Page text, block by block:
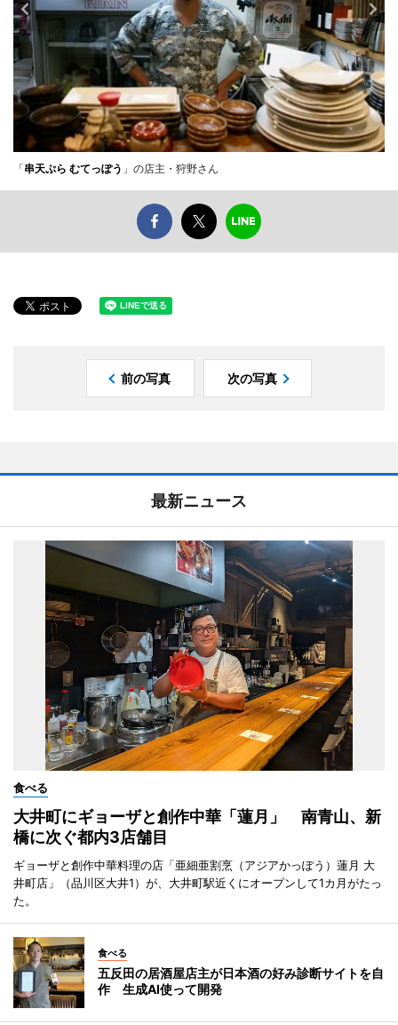
「串天ぷら むてっぽう 」の店主・狩野さん
前の写真 次の写真
最新ニュース
食べる
大井町にギョーザと創作中華「蓮月」 南青山、新
橋に次ぐ都内3店舗目
ギョーザと創作中華料理の店「亜細亜割烹（アジアかっぽう）蓮月 大
井町店」（品川区大井1）が、大井町駅近くにオープンして1カ月がたっ
た。
食べる
五反田の居酒屋店主が日本酒の好み診断サイトを自
作 生成AI使って開発